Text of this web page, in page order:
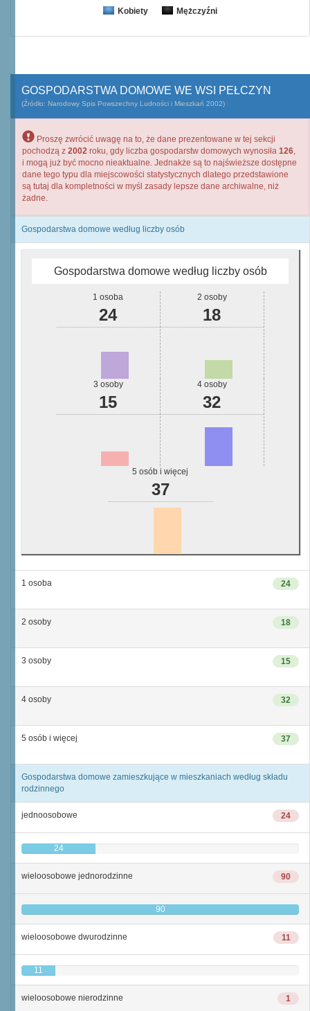
Kobiety Mężczyźni
GOSPODARSTWA DOMOWE WE WSI PEŁCZYN
(Źródło: Narodowy Spis Powszechny Ludności i Mieszkań 2002)
Proszę zwrócić uwagę na to, że dane prezentowane w tej sekcji
pochodzą z 2002 roku, gdy liczba gospodarstw domowych wynosiła 126,
i mogą już być mocno nieaktualne. Jednakże są to najświeższe dostępne
dane tego typu dla miejscowości statystycznych dlatego przedstawione
są tutaj dla kompletności w myśl zasady lepsze dane archiwalne, niż
żadne.
Gospodarstwa domowe według liczby osób
Gospodarstwa domowe według liczby osób
1 osoba
24
2 osoby
18
3 osoby
15
4 osoby
32
5 osób i więcej
37
24
1 osoba
18
2 osoby
15
3 osoby
32
4 osoby
37
5 osób i więcej
Gospodarstwa domowe zamieszkujące w mieszkaniach według składu
rodzinnego
24
jednoosobowe
24
90
wieloosobowe jednorodzinne
90
11
wieloosobowe dwurodzinne
11
1
wieloosobowe nierodzinne